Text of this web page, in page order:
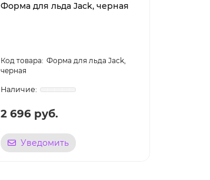
Форма для льда Jack, черная
Форма для льда Jack,
черная
2 696 руб.
Уведомить